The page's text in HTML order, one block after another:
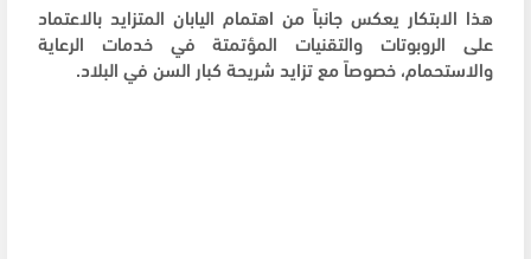
هذا الابتكار يعكس جانباً من اهتمام اليابان المتزايد بالاعتماد
على الروبوتات والتقنيات المؤتمتة في خدمات الرعاية
والاستحمام، خصوصاً مع تزايد شريحة كبار السن في البلاد.